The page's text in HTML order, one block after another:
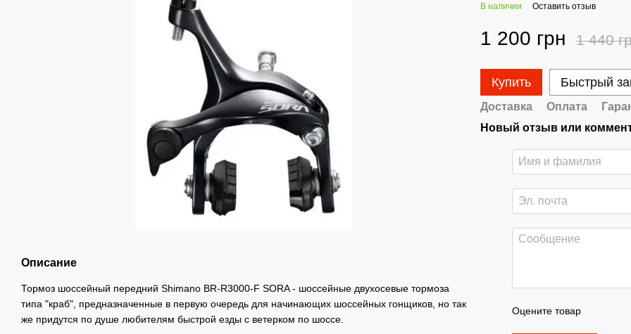
Описание
Тормоз шоссейный передний Shimano BR-R3000-F SORA - шоссейные двухосевые тормоза
типа "краб", предназначенные в первую очередь для начинающих шоссейных гонщиков, но так
же придутся по душе любителям быстрой езды с ветерком по шоссе.
В наличии Оставить отзыв
1 200 грн 1 440
Купить Быстрый
Доставка Оплата
Новый отзыв или
Оцените товар